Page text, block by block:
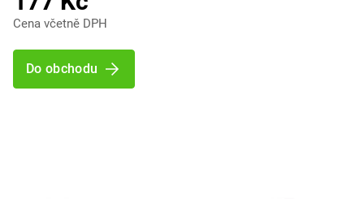
Cena včetně DPH
Do obchodu